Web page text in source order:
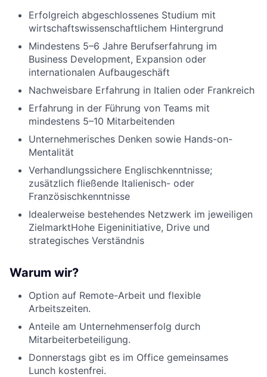
Erfolgreich abgeschlossenes Studium mit
wirtschaftswissenschaftlichem Hintergrund
Mindestens 5–6 Jahre Berufserfahrung im
Business Development, Expansion oder
internationalen Aufbaugeschäft
Nachweisbare Erfahrung in Italien oder Frankreich
Erfahrung in der Führung von Teams mit
mindestens 5–10 Mitarbeitenden
Unternehmerisches Denken sowie Hands-on-
Mentalität
Verhandlungssichere Englischkenntnisse;
zusätzlich fließende Italienisch- oder
Französischkenntnisse
Idealerweise bestehendes Netzwerk im jeweiligen
ZielmarktHohe Eigeninitiative, Drive und
strategisches Verständnis
Warum wir?
Option auf Remote-Arbeit und flexible
Arbeitszeiten.
Anteile am Unternehmenserfolg durch
Mitarbeiterbeteiligung.
Donnerstags gibt es im Office gemeinsames
Lunch kostenfrei.